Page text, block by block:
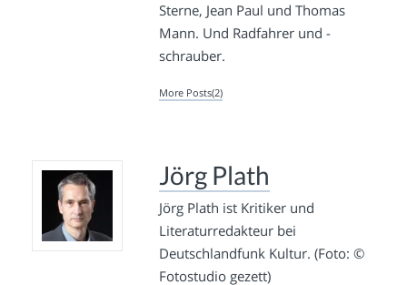
Sterne, Jean Paul und Thomas
Mann. Und Radfahrer und -
schrauber.
More Posts(2)
Jörg Plath
Jörg Plath ist Kritiker und
Literaturredakteur bei
Deutschlandfunk Kultur. (Foto: ©
Fotostudio gezett)